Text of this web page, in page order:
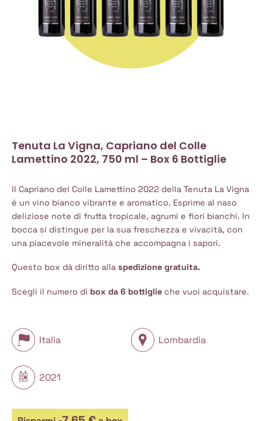
Tenuta La Vigna, Capriano del Colle
Lamettino 2022, 750 ml – Box 6 Bottiglie
Il Capriano del Colle Lamettino 2022 della Tenuta La Vigna
è un vino bianco vibrante e aromatico. Esprime al naso
deliziose note di frutta tropicale, agrumi e fiori bianchi. In
bocca si distingue per la sua freschezza e vivacità, con
una piacevole mineralità che accompagna i sapori.
Questo box dà diritto alla spedizione gratuita.
Scegli il numero di box da 6 bottiglieche vuoi acquistare.
Italia Lombardia
2021